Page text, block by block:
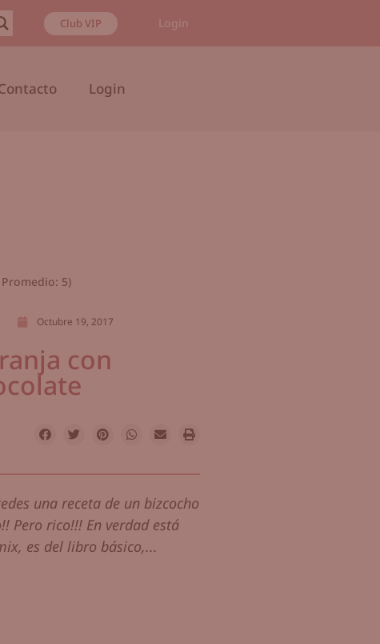
Club VIP Login
Login
Promedio: 5)
Octubre 19, 2017
con
una receta de un bizcocho
Pero rico!!! En verdad está
es del libro básico,...